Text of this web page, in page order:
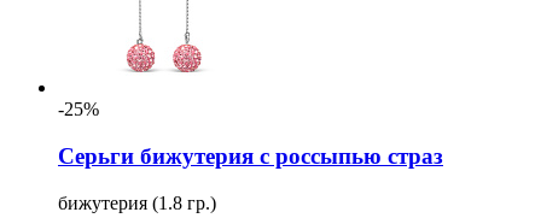
-25%
Серьги бижутерия с россыпью страз
бижутерия (1.8 гр.)